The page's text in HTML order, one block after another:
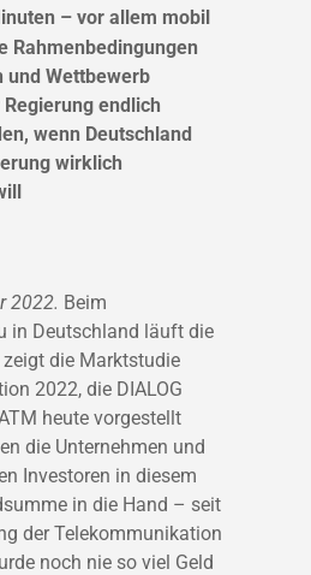
– vor allem mobil
Rahmenbedingungen
Wettbewerb
endlich
wenn Deutschland
wirklich
2022. Beim
in Deutschland läuft die
die Marktstudie
2022, die DIALOG
heute vorgestellt
die Unternehmen und
Investoren in diesem
in die Hand – seit
der Telekommunikation
noch nie so viel Geld